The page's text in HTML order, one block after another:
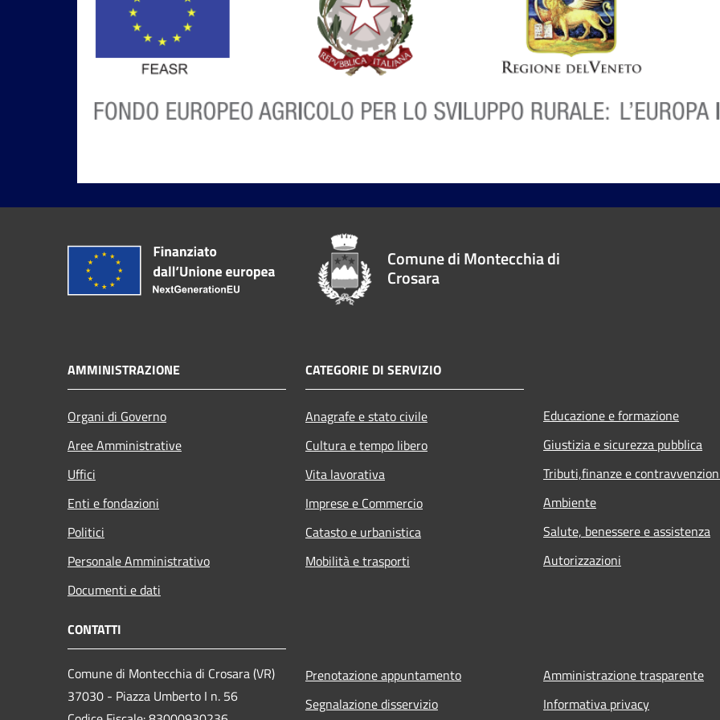
Comune di Montecchia di
Crosara
AMMINISTRAZIONE
Organi di Governo
Aree Amministrative
Uffici
Enti e fondazioni
Politici
Personale Amministrativo
Documenti e dati
CATEGORIE DI SERVIZIO
Anagrafe e stato civile
Cultura e tempo libero
Vita lavorativa
Imprese e Commercio
Catasto e urbanistica
Mobilità e trasporti
Educazione e formazione
Giustizia e sicurezza pubblica
Tributi,finanze e
Ambiente
Salute, benessere e assistenza
Autorizzazioni
CONTATTI
Comune di Montecchia di Crosara (VR)
37030 - Piazza Umberto I n. 56
Prenotazione appuntamento
Segnalazione disservizio
Amministrazione trasparente
Informativa privacy